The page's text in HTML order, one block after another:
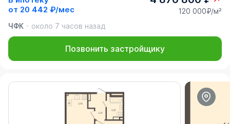
от 20 442 ₽/мес
120 000₽/м²
ЧФК
около 7 часов назад
Позвонить застройщику